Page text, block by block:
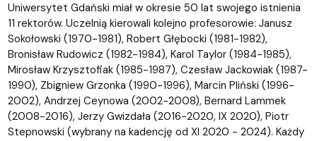
Uniwersytet Gdański miał w okresie 50 lat swojego istnienia
11 rektorów. Uczelnią kierowali kolejno profesorowie: Janusz
Sokołowski (1970-1981), Robert Głębocki (1981-1982),
Bronisław Rudowicz (1982-1984), Karol Taylor (1984-1985),
Mirosław Krzysztofiak (1985-1987), Czesław Jackowiak (1987-
1990), Zbigniew Grzonka (1990-1996), Marcin Pliński (1996-
2002), Andrzej Ceynowa (2002-2008), Bernard Lammek
(2008-2016), Jerzy Gwizdała (2016-2020, IX 2020), Piotr
Stepnowski (wybrany na kadencję od XI 2020 - 2024). Każdy